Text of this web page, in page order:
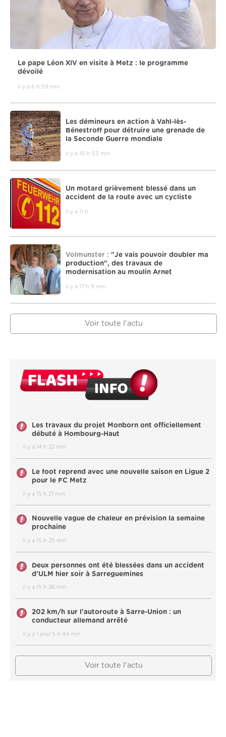
Le pape Léon XIV en visite à Metz : le programme
dévoilé
il y a 6 h 59 min
Les démineurs en action à Vahl-lès-
Bénestroff pour détruire une grenade de
la Seconde Guerre mondiale
il y a 10 h 53 min
Un motard grièvement blessé dans un
accident de la route avec un cycliste
il y a 11 h
Volmunster : "Je vais pouvoir doubler ma
production", des travaux de
modernisation au moulin Arnet
il y a 17 h 9 min
Voir toute l'actu
Les travaux du projet Monborn ont officiellement
débuté à Hombourg-Haut
il y a 14 h 22 min
Le foot reprend avec une nouvelle saison en Ligue 2
pour le FC Metz
il y a 15 h 21 min
Nouvelle vague de chaleur en prévision la semaine
prochaine
il y a 15 h 25 min
Deux personnes ont été blessées dans un accident
d’ULM hier soir à Sarreguemines
il y a 15 h 26 min
202 km/h sur l'autoroute à Sarre-Union : un
conducteur allemand arrêté
il y a 1 jour 5 h 44 min
Voir toute l'actu